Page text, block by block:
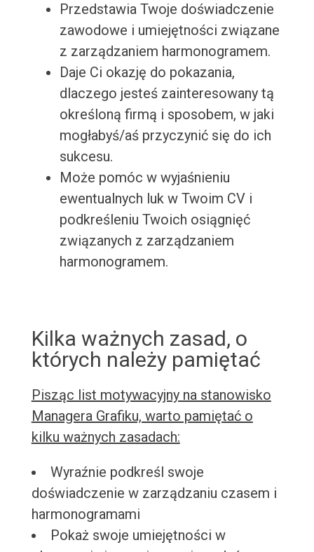
Przedstawia Twoje doświadczenie
zawodowe i umiejętności związane
z zarządzaniem harmonogramem.
Daje Ci okazję do pokazania,
dlaczego jesteś zainteresowany tą
określoną firmą i sposobem, w jaki
mogłabyś/aś przyczynić się do ich
sukcesu.
Może pomóc w wyjaśnieniu
ewentualnych luk w Twoim CV i
podkreśleniu Twoich osiągnięć
związanych z zarządzaniem
harmonogramem.
Kilka ważnych zasad, o
których należy pamiętać
Pisząc list motywacyjny na stanowisko
Managera Grafiku, warto pamiętać o
kilku ważnych zasadach:
Wyraźnie podkreśl swoje
doświadczenie w zarządzaniu czasem i
harmonogramami
Pokaż swoje umiejętności w